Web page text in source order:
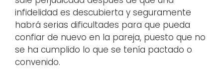
infidelidad es descubierta y seguramente
habrá serias dificultades para que pueda
confiar de nuevo en la pareja, puesto que no
se ha cumplido lo que se tenía pactado o
convenido.